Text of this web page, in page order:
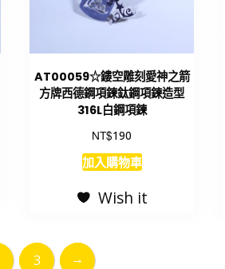
AT00059☆鏤空雕刻愛神之箭
方牌西德鋼項鍊鈦鋼項鍊造型
316L白鋼項鍊
NT$190
加入購物車
Wish it
3 →